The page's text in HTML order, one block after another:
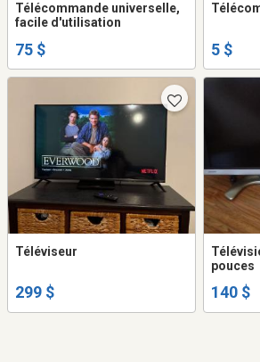
Télécommande universelle,
facile d'utilisation
75 $ 5 $
Téléviseur
299 $
pouces
140 $